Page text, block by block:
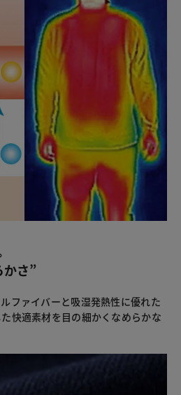
さ”
ファイバーと吸湿発熱性に優れた
快適素材を目の細かくなめらかな